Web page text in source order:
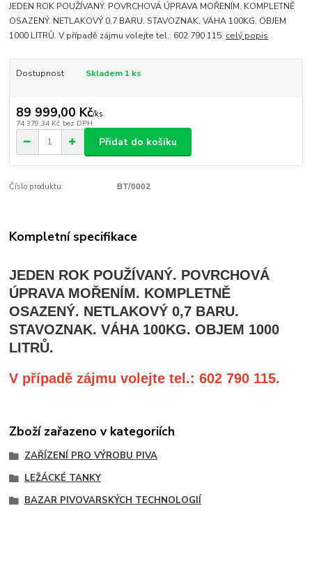
JEDEN ROK POUŽÍVANÝ. POVRCHOVÁ ÚPRAVA MOŘENÍM. KOMPLETNĚ
OSAZENÝ. NETLAKOVÝ 0,7 BARU. STAVOZNAK. VÁHA 100KG. OBJEM
1000 LITRŮ. V případě zájmu volejte tel.: 602 790 115. celý popis
Dostupnost Skladem 1 ks
89 999,00 Kč/ks
74 379,34 Kč bez DPH
Přidat do košíku
Číslo produktu: BT/0002
Kompletní specifikace
JEDEN ROK POUŽÍVANÝ. POVRCHOVÁ
ÚPRAVA MOŘENÍM. KOMPLETNĚ
OSAZENÝ. NETLAKOVÝ 0,7 BARU.
STAVOZNAK. VÁHA 100KG. OBJEM 1000
LITRŮ.
V případě zájmu volejte tel.: 602 790 115.
Zboží zařazeno v kategoriích
ZAŘÍZENÍ PRO VÝROBU PIVA
LEŽÁCKÉ TANKY
BAZAR PIVOVARSKÝCH TECHNOLOGIÍ